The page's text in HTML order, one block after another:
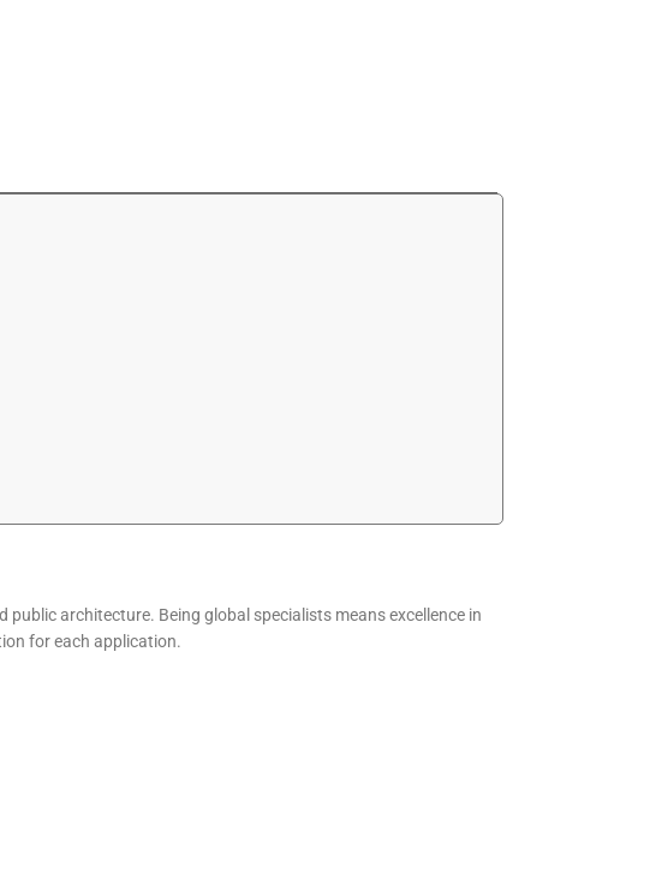
architecture. Being global specialists means excellence in
for each application.